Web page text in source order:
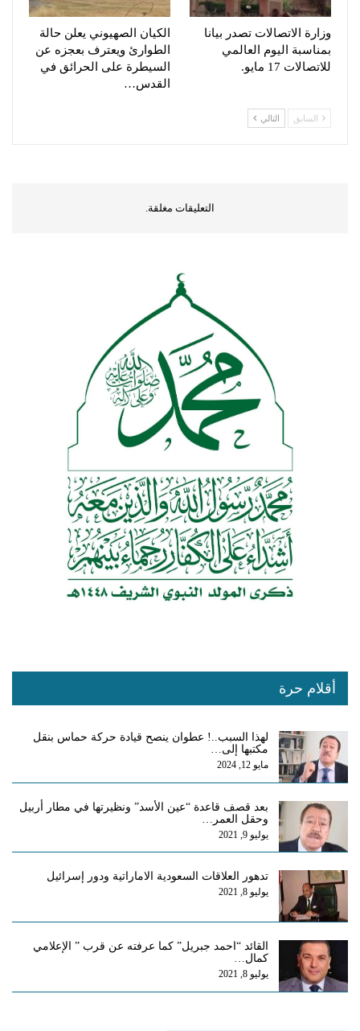
وزارة الاتصالات تصدر بيانا
بمناسبة اليوم العالمي
للاتصالات 17 مايو.
الكيان الصهيوني يعلن حالة
الطوارئ ويعترف بعجزه عن
السيطرة على الحرائق في
القدس…
السابق التالي
التعليقات مغلقة.
أقلام حرة
لهذا السبب..! عطوان ينصح قيادة حركة حماس بنقل
مكتبها إلى…
مايو 12, 2024
بعد قصف قاعدة “عين الأسد” ونظيرتها في مطار أربيل
وحقل العمر…
يوليو 9, 2021
تدهور العلاقات السعودية الاماراتية ودور إسرائيل
يوليو 8, 2021
القائد “احمد جبريل” كما عرفته عن قرب ” الإعلامي
كمال…
يوليو 8, 2021